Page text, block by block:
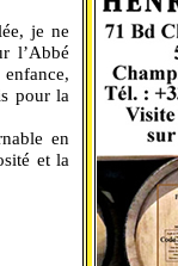
je ne
l’Abbé
pour la
en
et la